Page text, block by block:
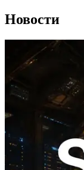
Новости